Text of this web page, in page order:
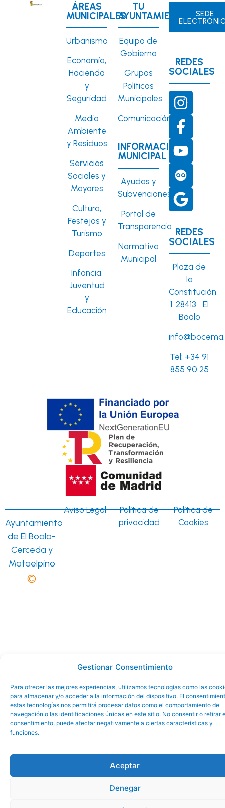
Gestionar Consentimiento
Para ofrecer las mejores experiencias, utilizamos tecnologías como las
para almacenar y/o acceder a la información del dispositivo. El
estas tecnologías nos permitirá procesar datos como el comportamiento de
navegación o las identificaciones únicas en este sitio. No consentir o retirar
consentimiento, puede afectar negativamente a ciertas características y
funciones.
Aceptar
Denegar
ÁREAS
MUNICIPALES
Urbanismo
Economía,
Hacienda
y
Seguridad
Medio
Ambiente
y Residuos
Servicios
Sociales y
Mayores
Cultura,
Festejos y
Turismo
Deportes
Infancia,
Juventud
y
Educación
TU
AYUNTAMIENTO
Equipo de
Gobierno
Grupos
Políticos
Municipales
Comunicación
INFORMACIÓN
MUNICIPAL
Ayudas y
Subvenciones
Portal de
Transparencia
Normativa
Municipal
SEDE
REDES
SOCIALES
REDES
SOCIALES
Plaza de
la
Constitución,
1. 28413. El
Boalo
Tel: +34 91
855 90 25
Ayuntamiento
de El Boalo-
Cerceda y
Mataelpino
©
Aviso Legal
Política de
privacidad
Política de
Cookies